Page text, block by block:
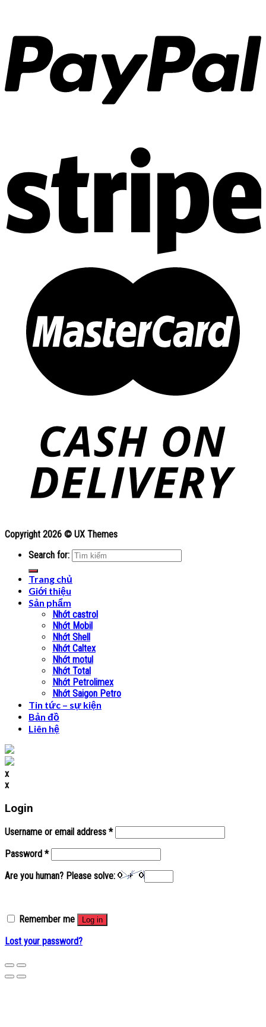
Copyright 2026 © UX Themes
Search for:
Trang chủ
Giới thiệu
Sản phẩm
Nhớt castrol
Nhớt Mobil
Nhớt Shell
Nhớt Caltex
Nhớt motul
Nhớt Total
Nhớt Petrolimex
Nhớt Saigon Petro
Tin tức – sự kiện
Bản đồ
Liên hệ
x
x
Login
Username or email address *
Password *
Are you human? Please solve:
Remember me Log in
Lost your password?